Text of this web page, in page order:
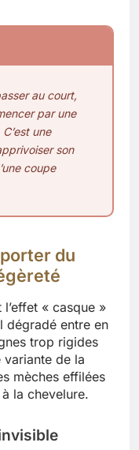
au court,
par une
une
son
coupe
du
« casque »
dégradé entre en
trop rigides
de la
mèches effilées
la chevelure.